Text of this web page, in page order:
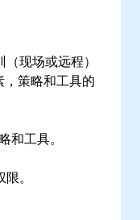
现场或远程）
策略和工具的
和工具。
。